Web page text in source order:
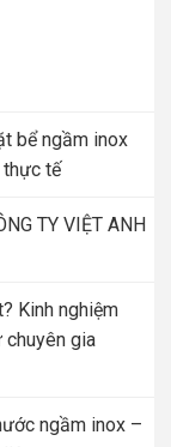
bể ngầm inox
thực tế
TY VIỆT ANH
Kinh nghiệm
chuyên gia
ngầm inox –